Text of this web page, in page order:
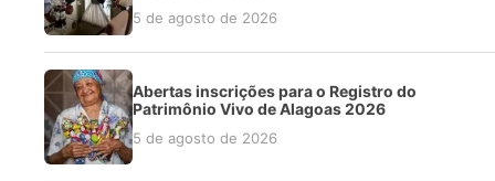
5 de agosto de 2026
Abertas inscrições para o Registro do
Patrimônio Vivo de Alagoas 2026
5 de agosto de 2026